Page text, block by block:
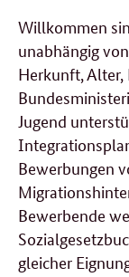
Willkommen
unabhängig
Herkunft, Alter,
Jugend
Bewerbungen
Bewerbende
gleicher